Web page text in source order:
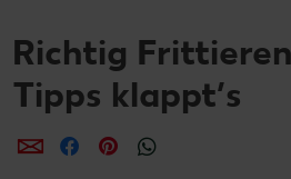
Richtig
Tipps klappt’s
per E-Mail teilen
per Facebook teilen
per Pinterest teilen